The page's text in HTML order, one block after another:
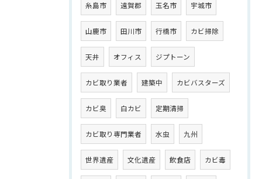
糸島市 遠賀郡 玉名市 宇城市
山鹿市 田川市 行橋市 カビ掃除
天井 オフィス ジプトーン
カビ取り業者 建築中 カビバスターズ
カビ臭 白カビ 定期清掃
カビ取り専門業者 水虫 九州
世界遺産 文化遺産 飲食店 カビ毒